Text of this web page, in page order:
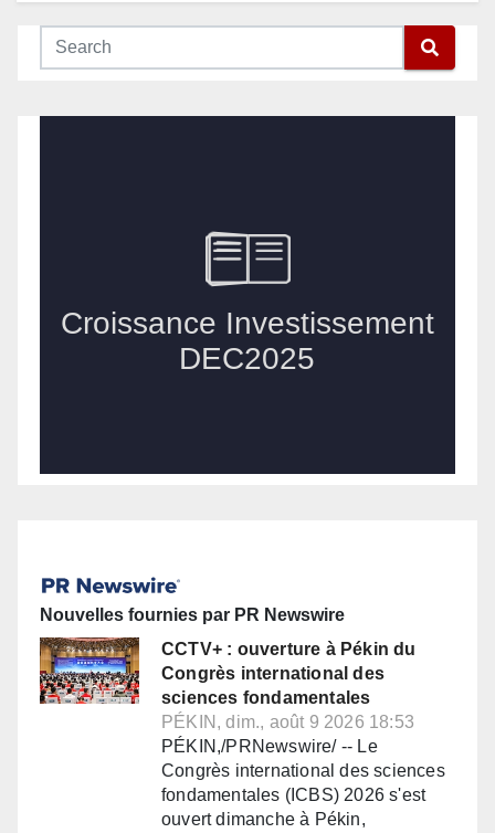
Nouvelles fournies par PR Newswire
CCTV+ : ouverture à Pékin du
Congrès international des
sciences fondamentales
PÉKIN, dim., août 9 2026 18:53
PÉKIN,/PRNewswire/ -- Le
Congrès international des sciences
fondamentales (ICBS) 2026 s'est
ouvert dimanche à Pékin,